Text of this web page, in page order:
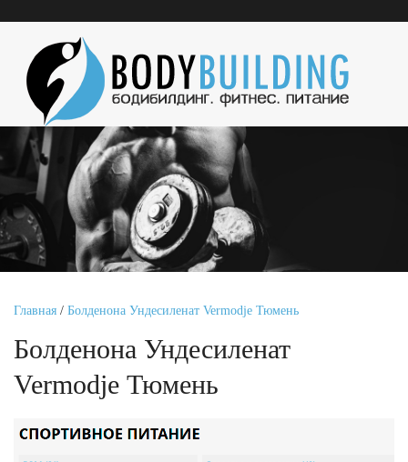
Главная / Болденона Ундесиленат Vermodje Тюмень
Болденона Ундесиленат
Vermodje Тюмень